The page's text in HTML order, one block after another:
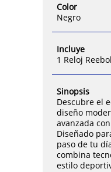
Color
Negro
Incluye
1 Reloj
Sinopsis
Descubre el
diseño
avanzada
Diseñado
paso de tu
combina
estilo